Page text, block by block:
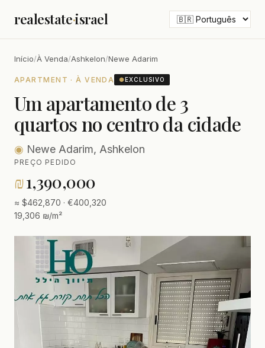
realestate·israel
Início/À Venda/Ashkelon/Newe Adarim
APARTMENT · À VENDA ●EXCLUSIVO
Um apartamento de 3
quartos no centro da cidade
◉ Newe Adarim, Ashkelon
PREÇO PEDIDO
₪1,390,000
≈ $462,870 · €400,320
19,306 ₪/m²